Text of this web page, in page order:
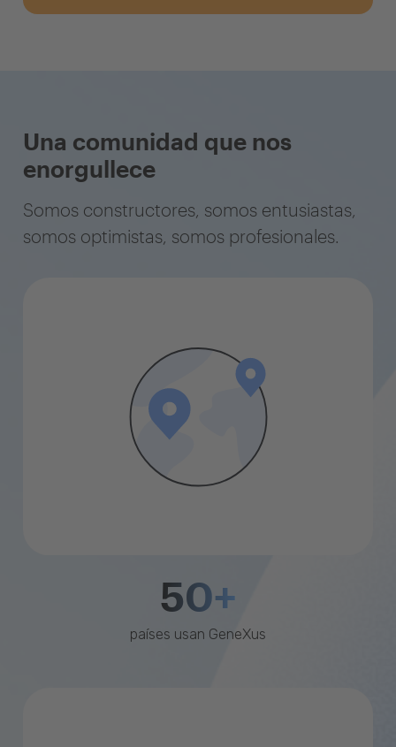
Una comunidad que nos
enorgullece
Somos constructores, somos entusiastas,
somos optimistas, somos profesionales.
50+
países usan GeneXus